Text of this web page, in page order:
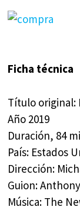
Ficha técnica
Título original:
Año 2019
Duración, 84
País: Estados
Dirección:
Guion:
Música: The